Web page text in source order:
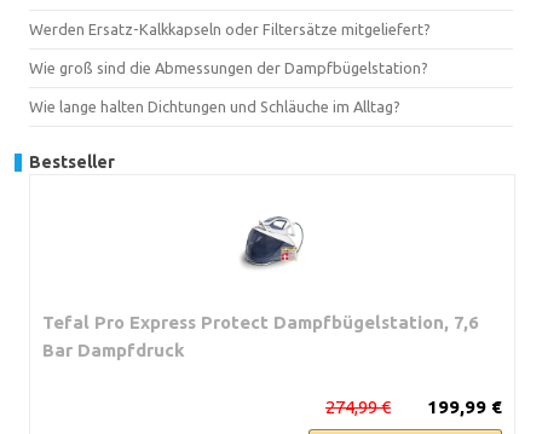
Werden Ersatz-Kalkkapseln oder Filtersätze mitgeliefert?
Wie groß sind die Abmessungen der Dampfbügelstation?
Wie lange halten Dichtungen und Schläuche im Alltag?
Bestseller
Tefal Pro Express Protect Dampfbügelstation, 7,6
Bar Dampfdruck
199,99 €
274,99 €